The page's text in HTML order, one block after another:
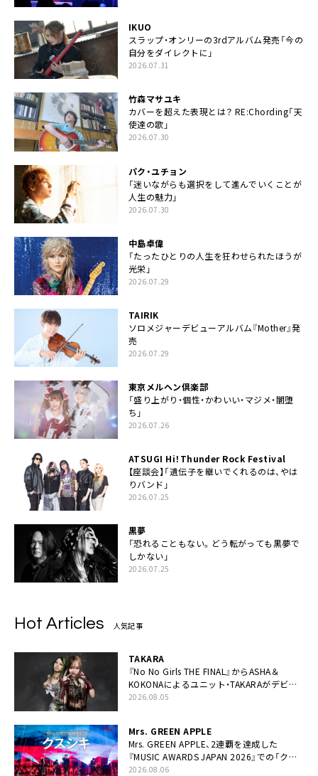
IKUO
スラップ・オンリーの3rdアルバム発売「今の
自分をダイレクトに」
2026.07.31
竹森マサユキ
カバーを超えた表現とは？ RE:Chording「天
使達の歌」
2026.07.30
パク・ユチョン
「迷いながらも選択をして進んでいくことが
人生の魅力」
2026.07.30
中島卓偉
「たったひとりの人生を狂わせられたほうが
光栄」
2026.07.29
TAIRIK
ソロメジャーデビューアルバム『Mother』発
売
2026.07.29
東京メルヘン倶楽部
「盛り上がり・個性・かわいい・マジメ・闇堕
ち」
2026.07.26
ATSUGI Hi！Thunder Rock Festival
【座談会】「遺伝子を継いでくれるのは、やは
りバンド」
2026.07.25
黒夢
「恐れることもない。どう転がっても黒夢で
しかない」
2026.07.25
Hot Articles 人気記事
TAKARA
『No No Girls THE FINAL』からASHA＆
KOKONAによるユニット・TAKARAがデビュ
ー
2026.08.05
Mrs. GREEN APPLE
Mrs. GREEN APPLE、2連覇を達成した
『MUSIC AWARDS JAPAN 2026』での「クス
シキ」ライブパフォーマンスをYouTube公開
2026.08.06